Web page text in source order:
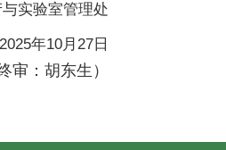
实验室管理处
2025年10月27日
审：胡东生 ）